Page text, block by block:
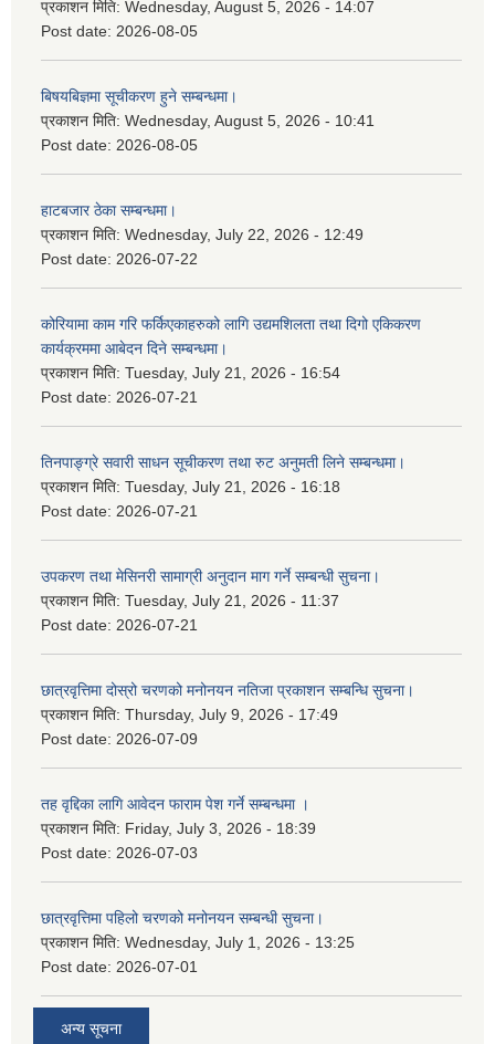
प्रकाशन मिति: Wednesday, August 5, 2026 - 14:07
Post date: 2026-08-05
बिषयबिज्ञमा सूचीकरण हुने सम्बन्धमा।
प्रकाशन मिति: Wednesday, August 5, 2026 - 10:41
Post date: 2026-08-05
हाटबजार ठेका सम्बन्धमा।
प्रकाशन मिति: Wednesday, July 22, 2026 - 12:49
Post date: 2026-07-22
कोरियामा काम गरि फर्किएकाहरुको लागि उद्यमशिलता तथा दिगो एकिकरण
कार्यक्रममा आबेदन दिने सम्बन्धमा।
प्रकाशन मिति: Tuesday, July 21, 2026 - 16:54
Post date: 2026-07-21
तिनपाङ्ग्रे सवारी साधन सूचीकरण तथा रुट अनुमती लिने सम्बन्धमा।
प्रकाशन मिति: Tuesday, July 21, 2026 - 16:18
Post date: 2026-07-21
उपकरण तथा मेसिनरी सामाग्री अनुदान माग गर्ने सम्बन्धी सुचना।
प्रकाशन मिति: Tuesday, July 21, 2026 - 11:37
Post date: 2026-07-21
छात्रवृत्तिमा दोस्रो चरणको मनोनयन नतिजा प्रकाशन सम्बन्धि सुचना।
प्रकाशन मिति: Thursday, July 9, 2026 - 17:49
Post date: 2026-07-09
तह वृद्दिका लागि आवेदन फाराम पेश गर्ने सम्बन्धमा ।
प्रकाशन मिति: Friday, July 3, 2026 - 18:39
Post date: 2026-07-03
छात्रवृत्तिमा पहिलो चरणको मनोनयन सम्बन्धी सुचना।
प्रकाशन मिति: Wednesday, July 1, 2026 - 13:25
Post date: 2026-07-01
अन्य सूचना